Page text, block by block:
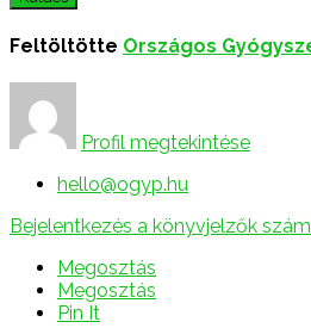
Feltöltötte Országos
Profil megtekintése
hello@ogyp.hu
Bejelentkezés a könyvjelzők
Megosztás
Megosztás
Pin It